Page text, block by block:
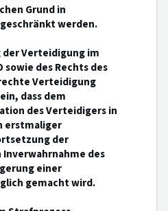
Grund in
werden.
Verteidigung im
sowie des Rechts des
Verteidigung
dass dem
des Verteidigers in
erstmaliger
der
des
einer
gemacht wird.